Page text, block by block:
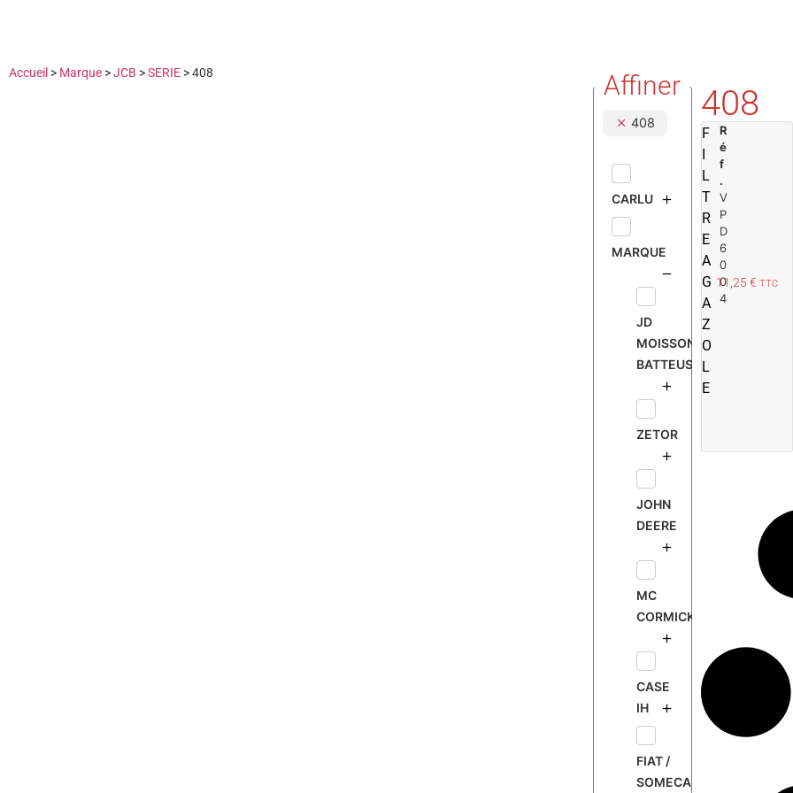
Accueil > Marque >JCB >SERIE >408 Affiner
408
CARLU
MARQUE
JD
MOISSONNEUSE
BATTEUSE
ZETOR
JOHN
DEERE
MC
CORMICK
CASE
IH
FIAT /
SOMECA
408
F
I
L
T
R
E
A
G
A
Z
O
L
E
R
é
f
.
V
P
D
6
0
0
4
11,25 € TTC